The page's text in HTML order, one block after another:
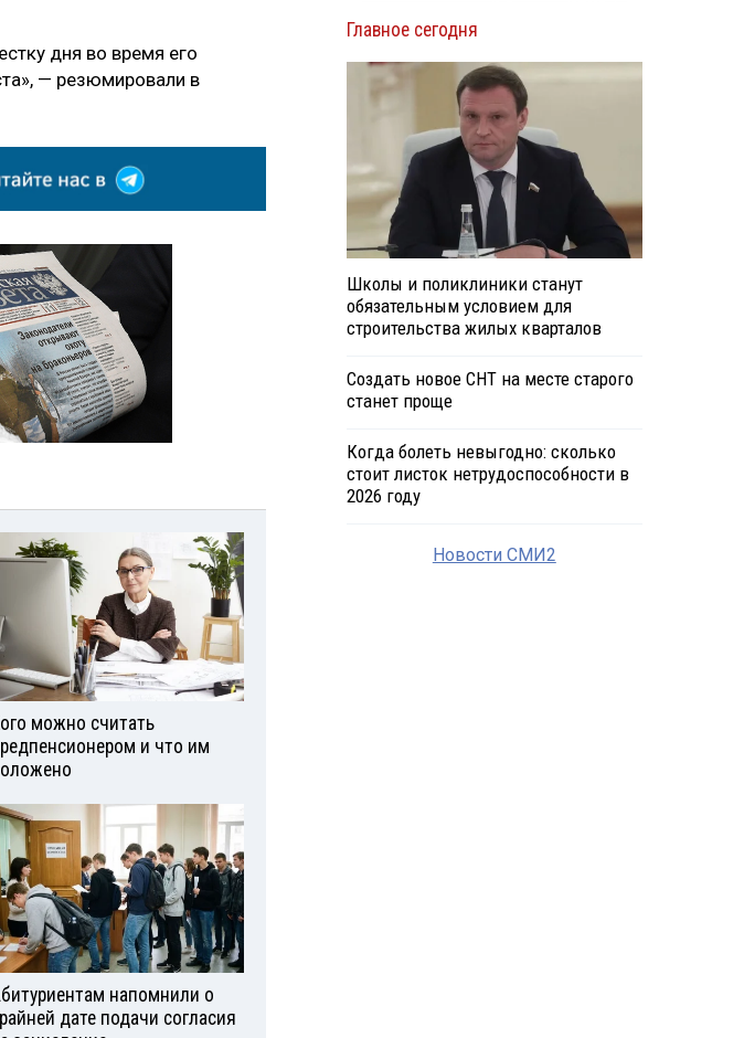
дня во время его
— резюмировали в
можно считать
и что им
напомнили о
дате подачи согласия
Главное сегодня
Школы и поликлиники станут
обязательным условием для
строительства жилых кварталов
Создать новое СНТ на месте старого
станет проще
Когда болеть невыгодно: сколько
стоит листок нетрудоспособности в
2026 году
Новости СМИ2